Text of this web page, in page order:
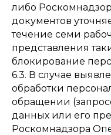
либо
документов
течение семи
представления
блокирование
6.3. В случае
обработки
обращении
данных или его
Роскомнадзора